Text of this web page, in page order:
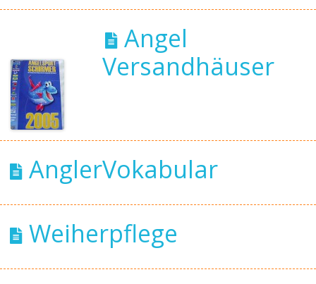
Angel
Versandhäuser
AnglerVokabular
Weiherpflege